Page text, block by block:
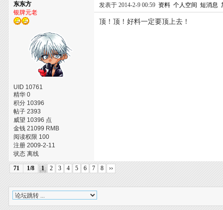
东东方
银牌元老
UID 10761
精华 0
积分 10396
帖子 2393
威望 10396 点
金钱 21099 RMB
阅读权限 100
注册 2009-2-11
状态 离线
发表于 2014-2-9 00:59 资料 个人空间 短消息
顶！顶！好料一定要顶上去！
71 1/8 1 2 3 4 5 6 7 8 ››